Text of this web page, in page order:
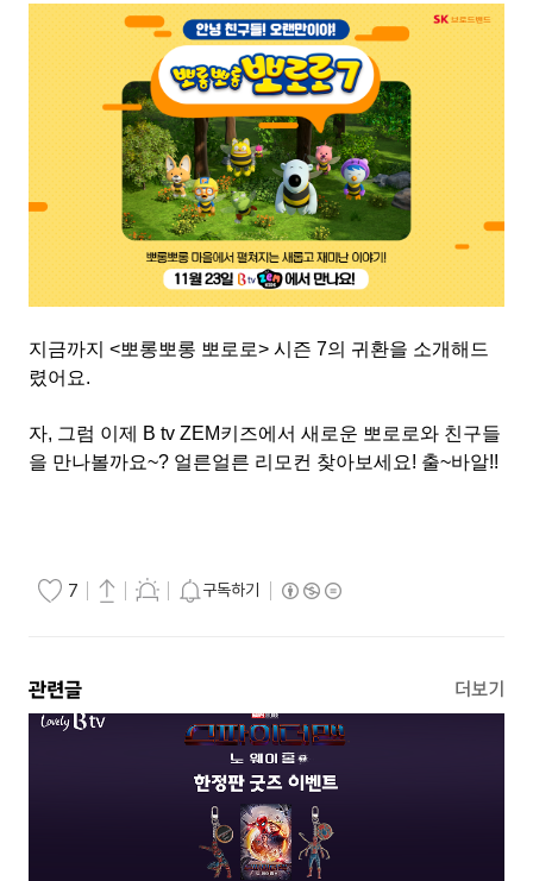
지금까지 <뽀롱뽀롱 뽀로로> 시즌 7의 귀환을 소개해드
렸어요.
자, 그럼 이제 B tv ZEM키즈에서 새로운 뽀로로와 친구들
을 만나볼까요~? 얼른얼른 리모컨 찾아보세요! 출~바알!!
7 구독하기
관련글 더보기